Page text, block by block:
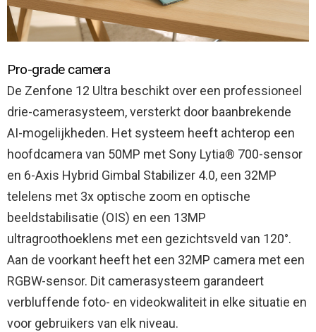
Pro-grade camera
De Zenfone 12 Ultra beschikt over een professioneel
drie-camerasysteem, versterkt door baanbrekende
AI-mogelijkheden. Het systeem heeft achterop een
hoofdcamera van 50MP met Sony Lytia® 700-sensor
en 6-Axis Hybrid Gimbal Stabilizer 4.0, een 32MP
telelens met 3x optische zoom en optische
beeldstabilisatie (OIS) en een 13MP
ultragroothoeklens met een gezichtsveld van 120°.
Aan de voorkant heeft het een 32MP camera met een
RGBW-sensor. Dit camerasysteem garandeert
verbluffende foto- en videokwaliteit in elke situatie en
voor gebruikers van elk niveau.